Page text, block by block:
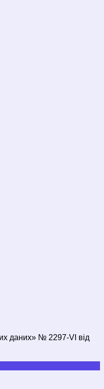
даних» № 2297-VI від